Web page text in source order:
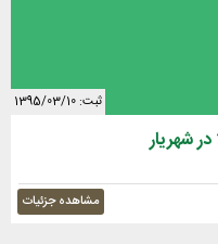
ثبت: 1395/03/10
مشاهده جزئیات